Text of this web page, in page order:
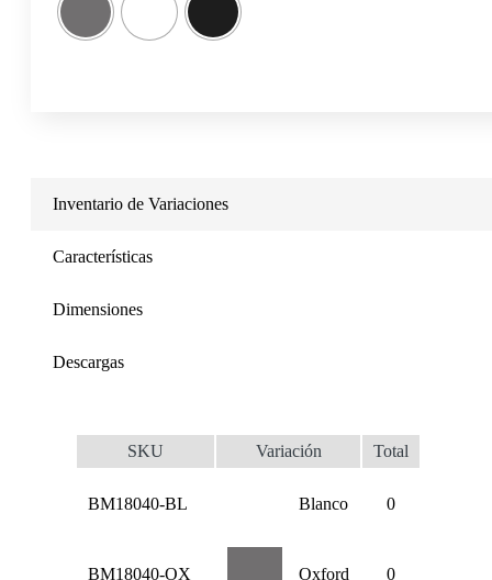
Inventario de Variaciones
Características
Dimensiones
Descargas
SKU Variación Total
BM18040-BL Blanco 0
BM18040-OX Oxford 0